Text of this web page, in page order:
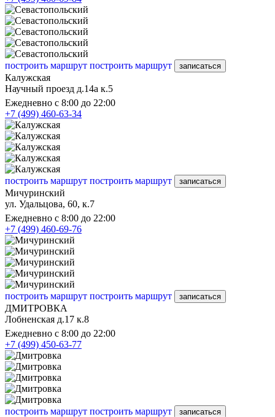
построить маршрут построить маршрут записаться
Калужская
Научный проезд д.14а к.5
Ежедневно с 8:00 до 22:00
+7 (499) 460-63-34
построить маршрут построить маршрут записаться
Мичуринский
ул. Удальцова, 60, к.7
Ежедневно с 8:00 до 22:00
+7 (499) 460-69-76
построить маршрут построить маршрут записаться
ДМИТРОВКА
Лобненская д.17 к.8
Ежедневно с 8:00 до 22:00
+7 (499) 450-63-77
построить маршрут построить маршрут записаться